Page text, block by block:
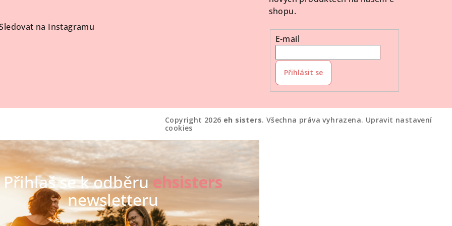
na Instagramu
shopu.
E-mail
Přihlásit se
Copyright 2026 eh sisters. Všechna práva vyhrazena. Upravit nastavení
cookies
Přihlaš se k odběruehsisters
newsletteru